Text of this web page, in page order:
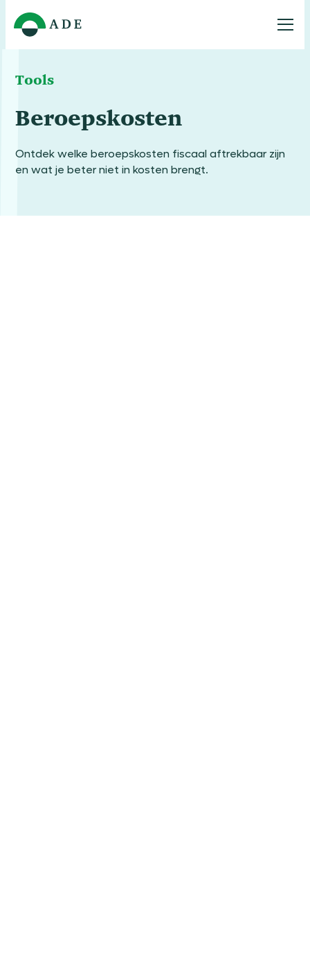
Tools
Beroepskosten
Ontdek welke beroepskosten fiscaal aftrekbaar zijn
en wat je beter niet in kosten brengt.